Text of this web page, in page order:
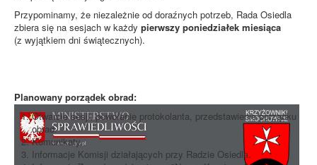
Przypominamy, że niezależnie od doraźnych potrzeb, Rada Osiedla
zbiera się na sesjach w każdy pierwszy poniedziałek miesiąca
(z wyjątkiem dni świątecznych).
Planowany porządek obrad:
Otwarcie sesji, powołanie protokolanta, przedstawienie porządku
obrad.
Komunikaty.
Informacje Komisji działających przy Radzie Osiedla.